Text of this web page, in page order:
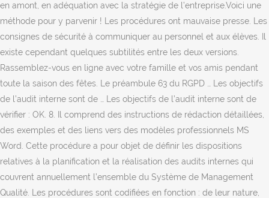
en amont, en adéquation avec la stratégie de l’entreprise.Voici une
méthode pour y parvenir ! Les procédures ont mauvaise presse. Les
consignes de sécurité à communiquer au personnel et aux élèves. Il
existe cependant quelques subtilités entre les deux versions.
Rassemblez-vous en ligne avec votre famille et vos amis pendant
toute la saison des fêtes. Le préambule 63 du RGPD … Les objectifs
de l’audit interne sont de … Les objectifs de l’audit interne sont de
vérifier : OK. 8. Il comprend des instructions de rédaction détaillées,
des exemples et des liens vers des modèles professionnels MS
Word. Cette procédure a pour objet de définir les dispositions
relatives à la planification et la réalisation des audits internes qui
couvrent annuellement l’ensemble du Système de Management
Qualité. Les procédures sont codifiées en fonction : de leur nature,